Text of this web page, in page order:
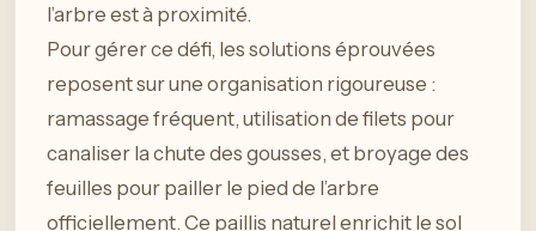
l’arbre est à proximité.
Pour gérer ce défi, les solutions éprouvées
reposent sur une organisation rigoureuse :
ramassage fréquent, utilisation de filets pour
canaliser la chute des gousses, et broyage des
feuilles pour pailler le pied de l’arbre
officiellement. Ce paillis naturel enrichit le sol